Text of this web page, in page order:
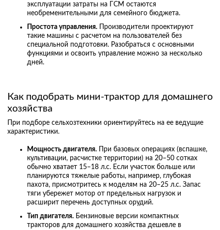
эксплуатации затраты на ГСМ остаются
необременительными для семейного бюджета.
Простота управления. Производители проектируют
такие машины с расчетом на пользователей без
специальной подготовки. Разобраться с основными
функциями и освоить управление можно за несколько
дней.
Как подобрать мини-трактор для домашнего
хозяйства
При подборе сельхозтехники ориентируйтесь на ее ведущие
характеристики.
Мощность двигателя. При базовых операциях (вспашке,
культивации, расчистке территории) на 20–50 сотках
обычно хватает 15–18 л.с. Если участок больше или
планируются тяжелые работы, например, глубокая
пахота, присмотритесь к моделям на 20–25 л.с. Запас
тяги убережет мотор от предельных нагрузок и
расширит перечень доступных орудий.
Тип двигателя. Бензиновые версии компактных
тракторов для домашнего хозяйства дешевле в